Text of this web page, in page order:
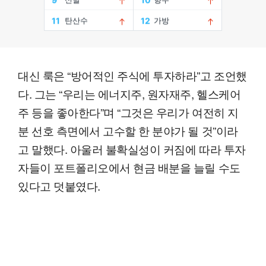
대신 룩은 “방어적인 주식에 투자하라”고 조언했
다. 그는 “우리는 에너지주, 원자재주, 헬스케어
주 등을 좋아한다”며 “그것은 우리가 여전히 지
분 선호 측면에서 고수할 한 분야가 될 것”이라
고 말했다. 아울러 불확실성이 커짐에 따라 투자
자들이 포트폴리오에서 현금 배분을 늘릴 수도
있다고 덧붙였다.